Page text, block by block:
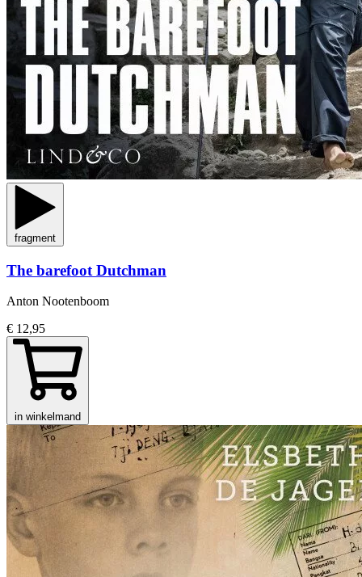
fragment
The barefoot Dutchman
Anton Nootenboom
€ 12,95
in winkelmand